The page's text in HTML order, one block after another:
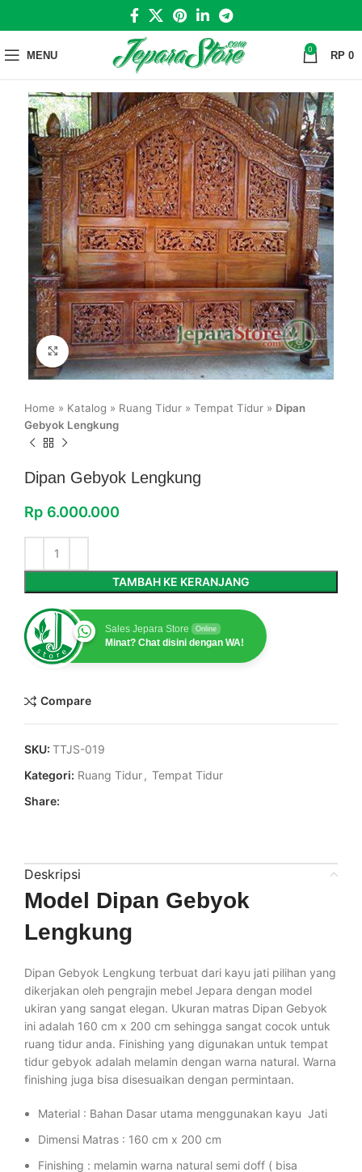
MENU 0 RP 0
Click to enlarge
Home » Katalog » Ruang Tidur » Tempat Tidur » Dipan
Gebyok Lengkung
Dipan Gebyok Lengkung
Rp 6.000.000
TAMBAH KE KERANJANG
Sales Jepara Store Online
Minat? Chat disini dengan WA!
Compare
SKU: TTJS-019
Kategori: Ruang Tidur, Tempat Tidur
Share:
Deskripsi
Model Dipan Gebyok
Lengkung
Dipan Gebyok Lengkung terbuat dari kayu jati pilihan yang
dikerjakan oleh pengrajin mebel Jepara dengan model
ukiran yang sangat elegan. Ukuran matras Dipan Gebyok
ini adalah 160 cm x 200 cm sehingga sangat cocok untuk
ruang tidur anda. Finishing yang digunakan untuk tempat
tidur gebyok adalah melamin dengan warna natural. Warna
finishing juga bisa disesuaikan dengan permintaan.
Material : Bahan Dasar utama menggunakan kayu Jati
Dimensi Matras : 160 cm x 200 cm
Finishing : melamin warna natural semi doff ( bisa